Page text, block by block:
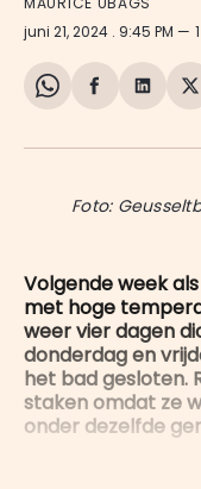
juni 21, 2024 . 9:45 PM
Share
WhatsApp
Delen
Facebook
Delen
X
Foto:
Volgende week
met hoge
weer vier dagen
donderdag en
het bad gesloten.
staken omdat ze
onder dezelfde